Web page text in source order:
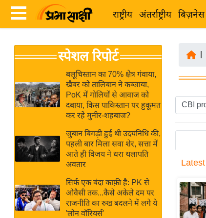
राष्ट्रीय अंतर्राष्ट्रीय बिज़नेस
News
Hindi
Hindi
Live
News in
Hindi
ब
र
अंतर्राष्ट्रीय
बिज़नेस
उद्योग
विशेषज्ञ
राय
स्पेशल रिपोर्ट
बलूचिस्तान का 70% क्षेत्र गंवाया,
खैबर को तालिबान ने कब्जाया,
PoK में गोलियों से आवाज को
दबाया, किस पाकिस्तान पर हुकूमत
कर रहे मुनीर-शहबाज?
जुबान बिगड़ी हुई थी उदयनिधि की,
पहली बार मिला सवा शेर, सत्ता में
आते ही विजय ने धरा थलापति
अवतार
सिर्फ एक बंदा काफ़ी है: PK से
ओवैसी तक...कैसे अकेले दम पर
राजनीति का रुख बदलने में लगे ये
'लोन वॉरियर्स'
Latest